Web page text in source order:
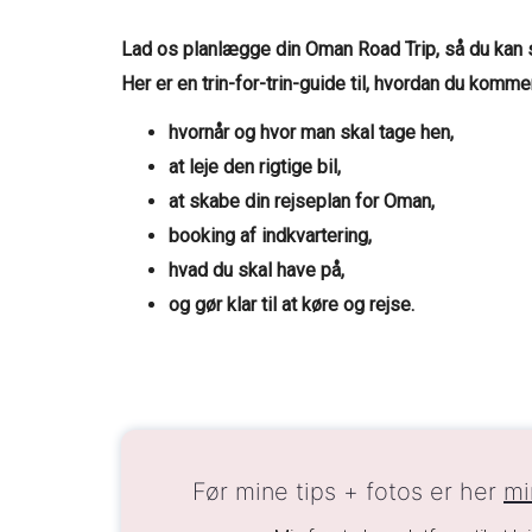
Lad os planlægge din Oman Road Trip, så du
Her er en trin-for-trin-guide til, hvordan du
hvornår og hvor man skal tage hen,
at leje den rigtige bil,
at skabe din rejseplan for Oman,
booking af indkvartering,
hvad du skal have på,
og gør klar til at køre og rejse.
Før mine tips + fotos er her